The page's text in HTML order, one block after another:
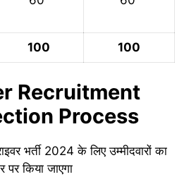
100 100
Recruitment
Process
भर्ती 2024 के लिए उम्मीदवारों का
किया जाएगा